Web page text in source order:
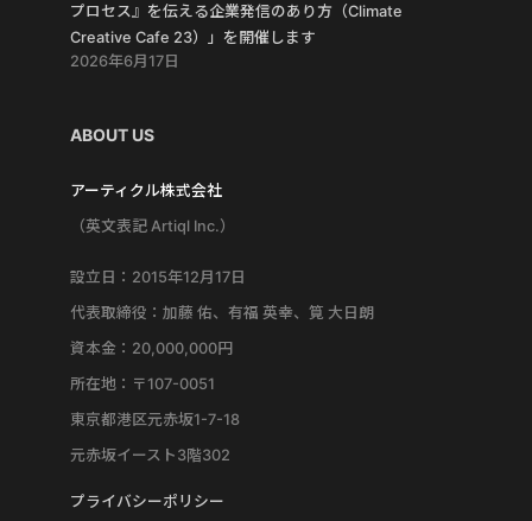
プロセス』を伝える企業発信のあり方（Climate
Creative Cafe 23）」を開催します
2026年6月17日
ABOUT US
アーティクル株式会社
（英文表記 Artiql Inc.）
設立日：2015年12月17日
代表取締役：加藤 佑、有福 英幸、筧 大日朗
資本金：20,000,000円
所在地：〒107-0051
東京都港区元赤坂1-7-18
元赤坂イースト3階302
プライバシーポリシー